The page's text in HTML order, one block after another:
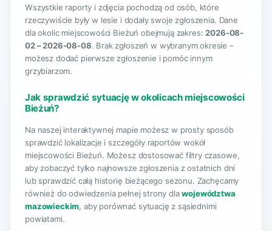
Wszystkie raporty i zdjęcia pochodzą od osób, które
rzeczywiście były w lesie i dodały swoje zgłoszenia. Dane
dla okolic miejscowości Bieżuń obejmują zakres: 2026-08-
02 – 2026-08-08. Brak zgłoszeń w wybranym okresie –
możesz dodać pierwsze zgłoszenie i pomóc innym
grzybiarzom.
Jak sprawdzić sytuację w okolicach miejscowości
Bieżuń?
Na naszej interaktywnej mapie możesz w prosty sposób
sprawdzić lokalizacje i szczegóły raportów wokół
miejscowości Bieżuń. Możesz dostosować filtry czasowe,
aby zobaczyć tylko najnowsze zgłoszenia z ostatnich dni
lub sprawdzić całą historię bieżącego sezonu. Zachęcamy
również do odwiedzenia pełnej strony dlawojewództwa
mazowieckim, aby porównać sytuację z sąsiednimi
powiatami.